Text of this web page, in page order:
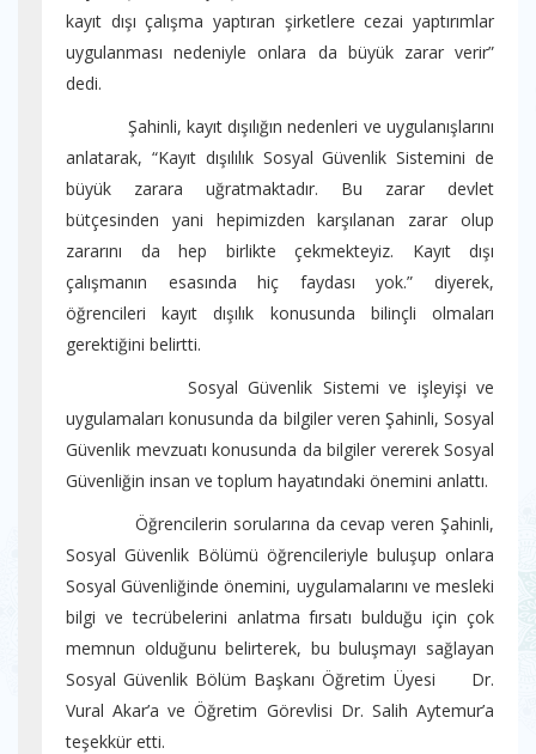
kayıt dışı çalışma yaptıran şirketlere cezai yaptırımlar
uygulanması nedeniyle onlara da büyük zarar verir”
dedi.
Şahinli, kayıt dışılığın nedenleri ve uygulanışlarını
anlatarak, “Kayıt dışılılık Sosyal Güvenlik Sistemini de
büyük zarara uğratmaktadır. Bu zarar devlet
bütçesinden yani hepimizden karşılanan zarar olup
zararını da hep birlikte çekmekteyiz. Kayıt dışı
çalışmanın esasında hiç faydası yok.” diyerek,
öğrencileri kayıt dışılık konusunda bilinçli olmaları
gerektiğini belirtti.
Sosyal Güvenlik Sistemi ve işleyişi ve
uygulamaları konusunda da bilgiler veren Şahinli, Sosyal
Güvenlik mevzuatı konusunda da bilgiler vererek Sosyal
Güvenliğin insan ve toplum hayatındaki önemini anlattı.
Öğrencilerin sorularına da cevap veren Şahinli,
Sosyal Güvenlik Bölümü öğrencileriyle buluşup onlara
Sosyal Güvenliğinde önemini, uygulamalarını ve mesleki
bilgi ve tecrübelerini anlatma fırsatı bulduğu için çok
memnun olduğunu belirterek, bu buluşmayı sağlayan
Sosyal Güvenlik Bölüm Başkanı Öğretim Üyesi Dr.
Vural Akar’a ve Öğretim Görevlisi Dr. Salih Aytemur’a
teşekkür etti.